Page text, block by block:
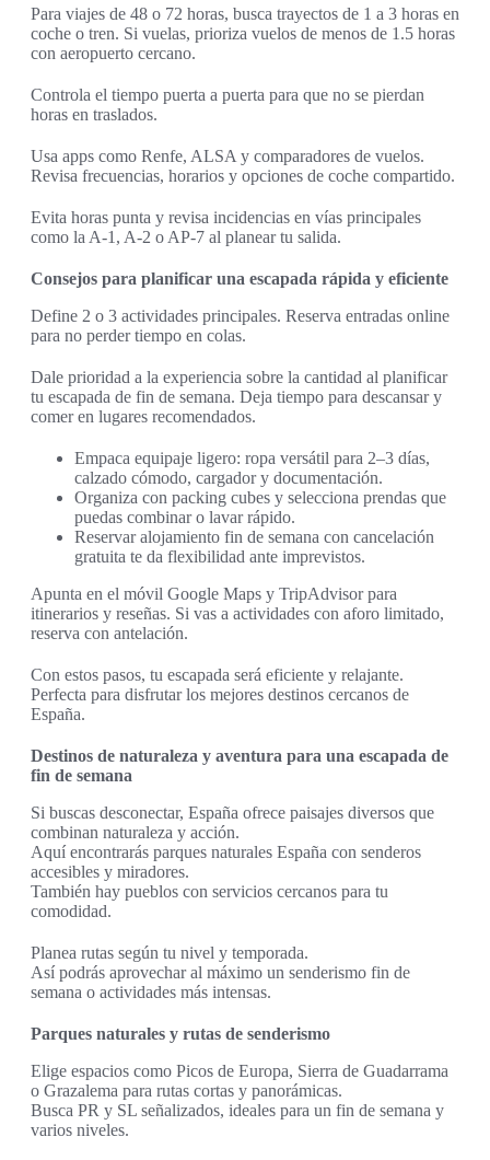
Para viajes de 48 o 72 horas, busca trayectos de 1 a 3 horas en
coche o tren. Si vuelas, prioriza vuelos de menos de 1.5 horas
con aeropuerto cercano.
Controla el tiempo puerta a puerta para que no se pierdan
horas en traslados.
Usa apps como Renfe, ALSA y comparadores de vuelos.
Revisa frecuencias, horarios y opciones de coche compartido.
Evita horas punta y revisa incidencias en vías principales
como la A-1, A-2 o AP-7 al planear tu salida.
Consejos para planificar una escapada rápida y eficiente
Define 2 o 3 actividades principales. Reserva entradas online
para no perder tiempo en colas.
Dale prioridad a la experiencia sobre la cantidad al planificar
tu escapada de fin de semana. Deja tiempo para descansar y
comer en lugares recomendados.
Empaca equipaje ligero: ropa versátil para 2–3 días,
calzado cómodo, cargador y documentación.
Organiza con packing cubes y selecciona prendas que
puedas combinar o lavar rápido.
Reservar alojamiento fin de semana con cancelación
gratuita te da flexibilidad ante imprevistos.
Apunta en el móvil Google Maps y TripAdvisor para
itinerarios y reseñas. Si vas a actividades con aforo limitado,
reserva con antelación.
Con estos pasos, tu escapada será eficiente y relajante.
Perfecta para disfrutar los mejores destinos cercanos de
España.
Destinos de naturaleza y aventura para una escapada de
fin de semana
Si buscas desconectar, España ofrece paisajes diversos que
combinan naturaleza y acción.
Aquí encontrarás parques naturales España con senderos
accesibles y miradores.
También hay pueblos con servicios cercanos para tu
comodidad.
Planea rutas según tu nivel y temporada.
Así podrás aprovechar al máximo un senderismo fin de
semana o actividades más intensas.
Parques naturales y rutas de senderismo
Elige espacios como Picos de Europa, Sierra de Guadarrama
o Grazalema para rutas cortas y panorámicas.
Busca PR y SL señalizados, ideales para un fin de semana y
varios niveles.